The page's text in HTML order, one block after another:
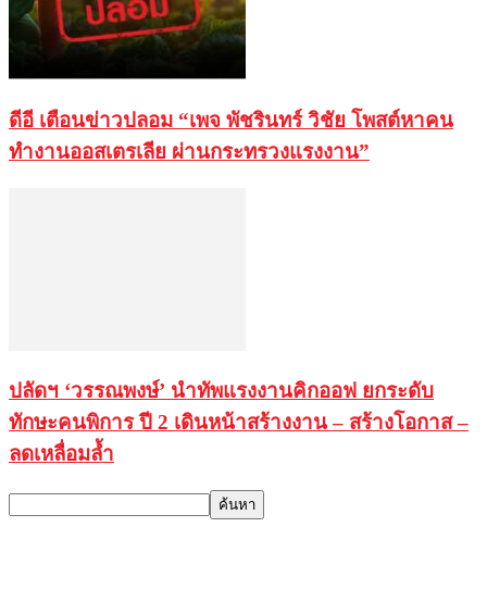
ดีอี เตือนข่าวปลอม “เพจ พัชรินทร์ วิชัย โพสต์หาคน
ทำงานออสเตรเลีย ผ่านกระทรวงแรงงาน”
ปลัดฯ ‘วรรณพงษ์’ นำทัพแรงงานคิกออฟ ยกระดับ
ทักษะคนพิการ ปี 2 เดินหน้าสร้างงาน – สร้างโอกาส –
ลดเหลื่อมล้ำ